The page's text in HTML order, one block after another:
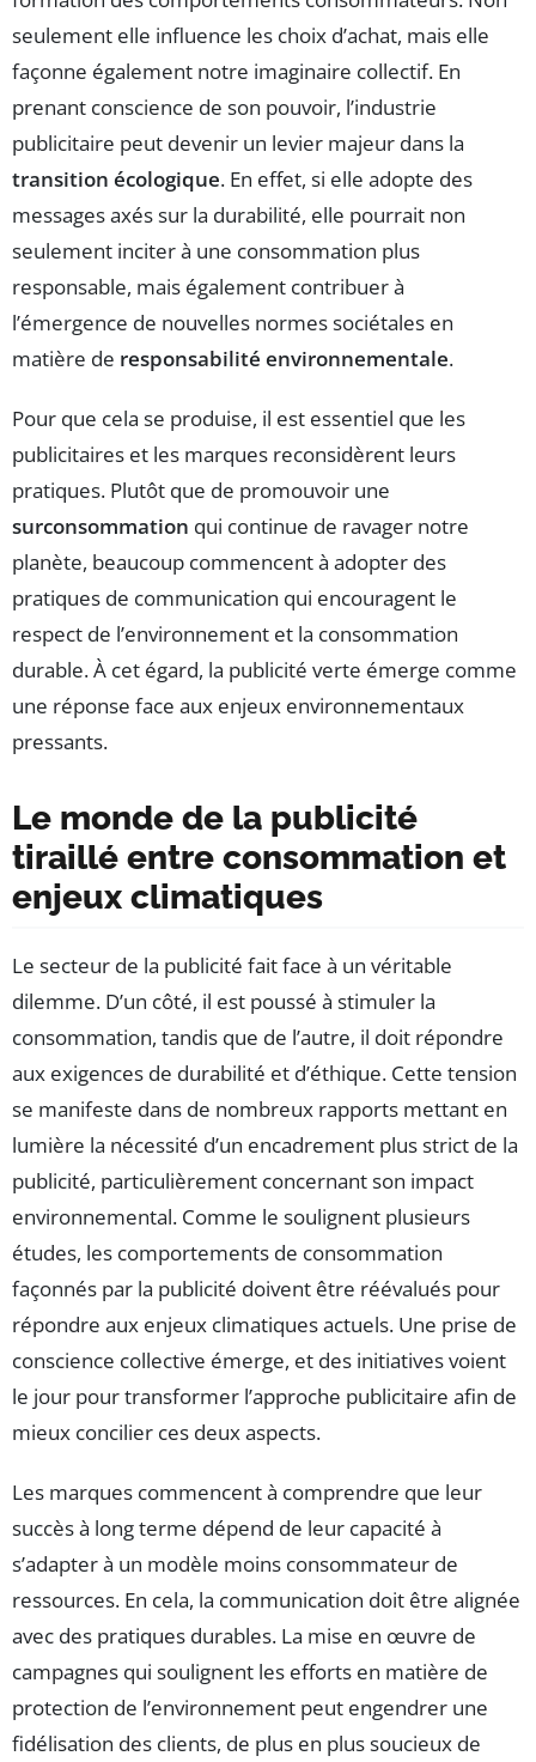
seulement elle influence les choix d’achat, mais elle
façonne également notre imaginaire collectif. En
prenant conscience de son pouvoir, l’industrie
publicitaire peut devenir un levier majeur dans la
transition écologique. En effet, si elle adopte des
messages axés sur la durabilité, elle pourrait non
seulement inciter à une consommation plus
responsable, mais également contribuer à
l’émergence de nouvelles normes sociétales en
matière de responsabilité environnementale.
Pour que cela se produise, il est essentiel que les
publicitaires et les marques reconsidèrent leurs
pratiques. Plutôt que de promouvoir une
surconsommation qui continue de ravager notre
planète, beaucoup commencent à adopter des
pratiques de communication qui encouragent le
respect de l’environnement et la consommation
durable. À cet égard, la publicité verte émerge comme
une réponse face aux enjeux environnementaux
pressants.
Le monde de la publicité
tiraillé entre consommation et
enjeux climatiques
Le secteur de la publicité fait face à un véritable
dilemme. D’un côté, il est poussé à stimuler la
consommation, tandis que de l’autre, il doit répondre
aux exigences de durabilité et d’éthique. Cette tension
se manifeste dans de nombreux rapports mettant en
lumière la nécessité d’un encadrement plus strict de la
publicité, particulièrement concernant son impact
environnemental. Comme le soulignent plusieurs
études, les comportements de consommation
façonnés par la publicité doivent être réévalués pour
répondre aux enjeux climatiques actuels. Une prise de
conscience collective émerge, et des initiatives voient
le jour pour transformer l’approche publicitaire afin de
mieux concilier ces deux aspects.
Les marques commencent à comprendre que leur
succès à long terme dépend de leur capacité à
s’adapter à un modèle moins consommateur de
ressources. En cela, la communication doit être alignée
avec des pratiques durables. La mise en œuvre de
campagnes qui soulignent les efforts en matière de
protection de l’environnement peut engendrer une
fidélisation des clients, de plus en plus soucieux de